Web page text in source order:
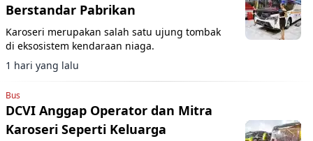
Berstandar Pabrikan
Karoseri merupakan salah satu ujung tombak
di eksosistem kendaraan niaga.
1 hari yang lalu
Bus
DCVI Anggap Operator dan Mitra
Karoseri Seperti Keluarga